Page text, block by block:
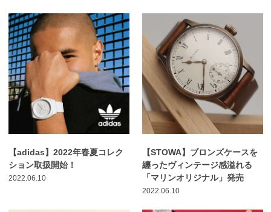
【adidas】2022年春夏コレク
ション取扱開始！
2022.06.10
【STOWA】ブロンズケースを
纏ったヴィンテージ感溢れる
「マリンオリジナル」発売
2022.06.10